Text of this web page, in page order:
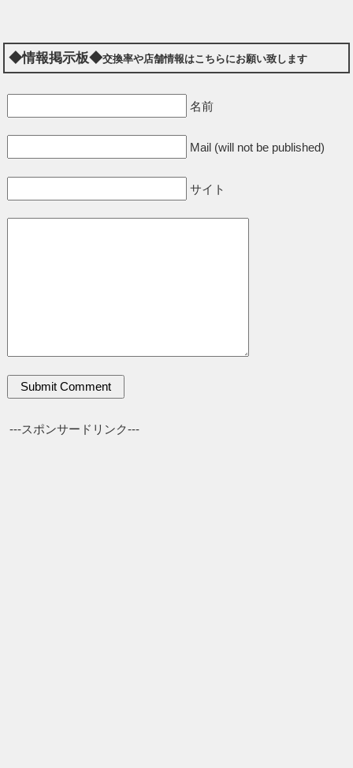
◆情報掲示板◆交換率や店舗情報はこちらにお願い致します
名前
Mail (will not be published)
サイト
---スポンサードリンク---